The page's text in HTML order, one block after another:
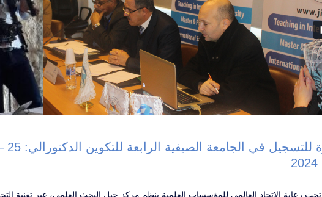
تحت رعاية الاتحاد العالمي للمؤسسات العلمية ينظم مركز جيل البحث العلمي، عبر تقنية